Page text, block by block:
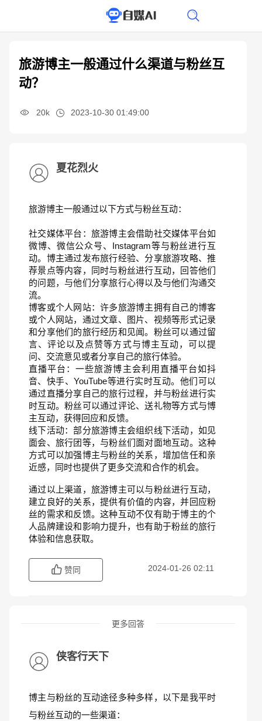
旅游博主一般通过什么渠道与粉丝互
动？
20k 2023-10-30 01:49:00
夏花烈火
旅游博主一般通过以下方式与粉丝互动：
社交媒体平台：旅游博主会借助社交媒体平台如
微博、微信公众号、Instagram等与粉丝进行互
动。博主通过发布旅行经验、分享旅游攻略、推
荐景点等内容，同时与粉丝进行互动，回答他们
的问题，与他们分享旅行心得以及与他们沟通交
流。
博客或个人网站：许多旅游博主拥有自己的博客
或个人网站，通过文章、图片、视频等形式记录
和分享他们的旅行经历和见闻。粉丝可以通过留
言、评论以及点赞等方式与博主互动，可以提
问、交流意见或者分享自己的旅行体验。
直播平台：一些旅游博主会利用直播平台如抖
音、快手、YouTube等进行实时互动。他们可以
通过直播分享自己的旅行过程，并与粉丝进行实
时互动。粉丝可以通过评论、送礼物等方式与博
主互动，获得回应和反馈。
线下活动：部分旅游博主会组织线下活动，如见
面会、旅行团等，与粉丝们面对面地互动。这种
方式可以加强博主与粉丝的关系，增加信任和亲
近感，同时也提供了更多交流和合作的机会。
通过以上渠道，旅游博主可以与粉丝进行互动，
建立良好的关系，提供有价值的内容，并回应粉
丝的需求和反馈。这种互动不仅有助于博主的个
人品牌建设和影响力提升，也有助于粉丝的旅行
体验和信息获取。
赞同 2024-01-26 02:11
更多回答
侠客行天下
博主与粉丝的互动途径多种多样，以下是我平时
与粉丝互动的一些渠道：